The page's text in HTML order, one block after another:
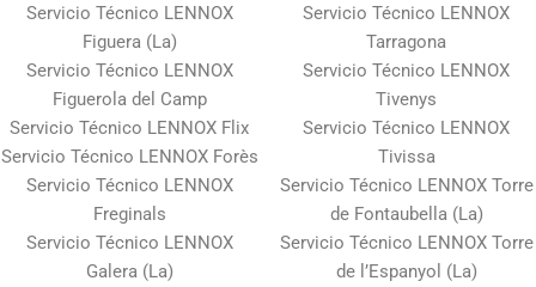
Servicio Técnico LENNOX
Figuera (La)
Servicio Técnico LENNOX
Figuerola del Camp
Servicio Técnico LENNOX Flix
Servicio Técnico LENNOX Forès
Servicio Técnico LENNOX
Freginals
Servicio Técnico LENNOX
Galera (La)
Servicio Técnico LENNOX
Tarragona
Servicio Técnico LENNOX
Tivenys
Servicio Técnico LENNOX
Tivissa
Servicio Técnico LENNOX Torre
de Fontaubella (La)
Servicio Técnico LENNOX Torre
de l’Espanyol (La)